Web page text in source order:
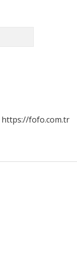
https://fofo.com.tr